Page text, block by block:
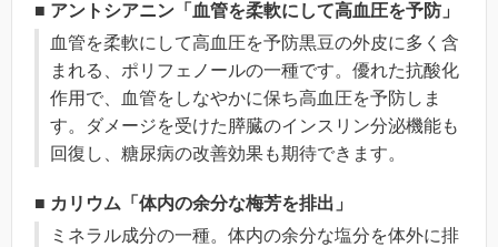
■ アントシアニン「血管を柔軟にして高血圧を予防」
血管を柔軟にして高血圧を予防黒豆の外皮に多く含
まれる、ポリフェノールの一種です。優れた抗酸化
作用で、血管をしなやかに保ち高血圧を予防しま
す。ダメージを受けた膵臓のインスリン分泌機能も
回復し、糖尿病の改善効果も期待できます。
■ カリウム「体内の余分な梅芳を排出」
ミネラル成分の一種。体内の余分な塩分を体外に排